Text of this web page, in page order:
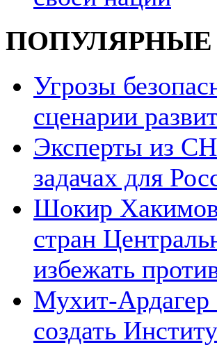
ПОПУЛЯРНЫЕ
Угрозы
сценарии
Эксперты из
задачах для
Шокир Хакимов
стран
избежать
Мухит-Ардагер
создать